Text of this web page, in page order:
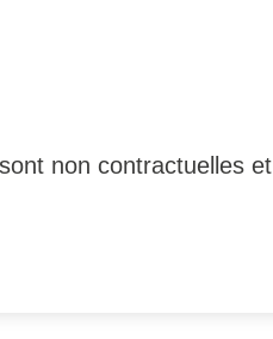
non contractuelles et